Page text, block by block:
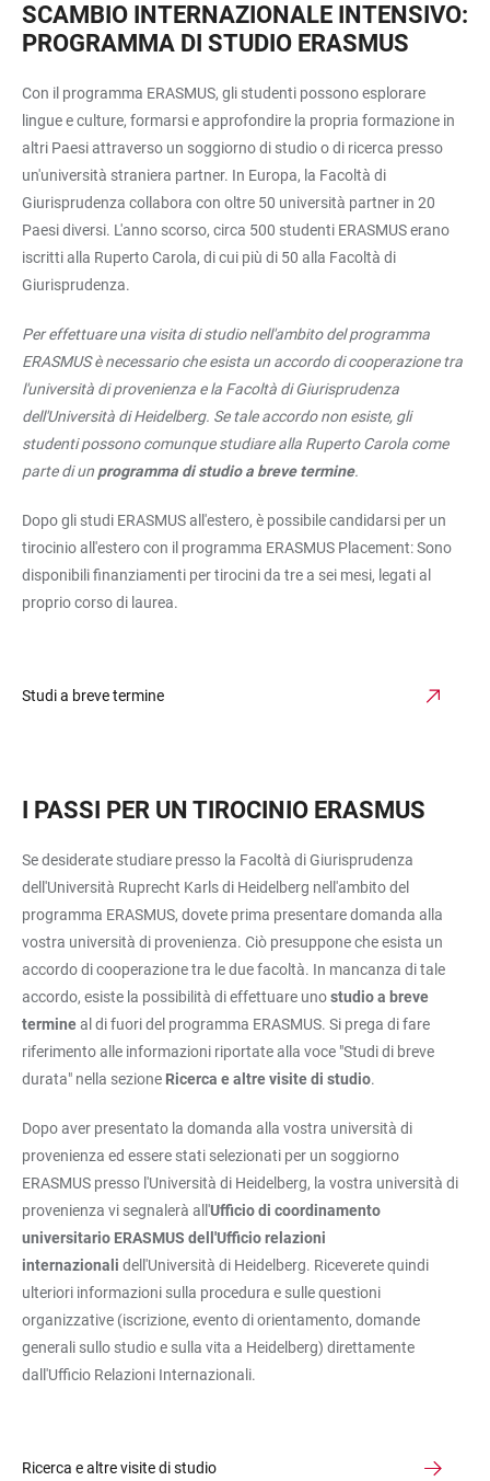
SCAMBIO INTERNAZIONALE INTENSIVO:
PROGRAMMA DI STUDIO ERASMUS
Con il programma ERASMUS, gli studenti possono esplorare
lingue e culture, formarsi e approfondire la propria formazione in
altri Paesi attraverso un soggiorno di studio o di ricerca presso
un'università straniera partner. In Europa, la Facoltà di
Giurisprudenza collabora con oltre 50 università partner in 20
Paesi diversi. L'anno scorso, circa 500 studenti ERASMUS erano
iscritti alla Ruperto Carola, di cui più di 50 alla Facoltà di
Giurisprudenza.
Per effettuare una visita di studio nell'ambito del programma
ERASMUS è necessario che esista un accordo di cooperazione tra
l'università di provenienza e la Facoltà di Giurisprudenza
dell'Università di Heidelberg. Se tale accordo non esiste, gli
studenti possono comunque studiare alla Ruperto Carola come
parte di un programma di studio a breve termine.
Dopo gli studi ERASMUS all'estero, è possibile candidarsi per un
tirocinio all'estero con il programma ERASMUS Placement: Sono
disponibili finanziamenti per tirocini da tre a sei mesi, legati al
proprio corso di laurea.
Studi a breve termine
I PASSI PER UN TIROCINIO ERASMUS
Se desiderate studiare presso la Facoltà di Giurisprudenza
dell'Università Ruprecht Karls di Heidelberg nell'ambito del
programma ERASMUS, dovete prima presentare domanda alla
vostra università di provenienza. Ciò presuppone che esista un
accordo di cooperazione tra le due facoltà. In mancanza di tale
accordo, esiste la possibilità di effettuare unostudio a breve
termineal di fuori del programma ERASMUS. Si prega di fare
riferimento alle informazioni riportate alla voce "Studi di breve
durata" nella sezione Ricerca e altre visite di studio.
Dopo aver presentato la domanda alla vostra università di
provenienza ed essere stati selezionati per un soggiorno
ERASMUS presso l'Università di Heidelberg, la vostra università di
provenienza vi segnalerà all'Ufficio di coordinamento
universitario ERASMUS dell'Ufficio relazioni
internazionali dell'Università di Heidelberg. Riceverete quindi
ulteriori informazioni sulla procedura e sulle questioni
organizzative (iscrizione, evento di orientamento, domande
generali sullo studio e sulla vita a Heidelberg) direttamente
dall'Ufficio Relazioni Internazionali.
Ricerca e altre visite di studio